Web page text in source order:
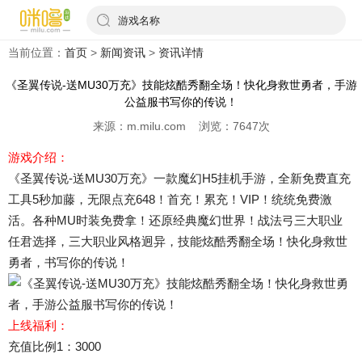
游戏名称
当前位置： 首页 > 新闻资讯 > 资讯详情
《圣翼传说-送MU30万充》技能炫酷秀翻全场！快化身救世勇者，手游
公益服书写你的传说！
来源：m.milu.com 浏览：7647次
游戏介绍：
《圣翼传说-送MU30万充》一款魔幻H5挂机手游，全新免费直充
工具5秒加藤，无限点充648！首充！累充！VIP！统统免费激
活。各种MU时装免费拿！还原经典魔幻世界！战法弓三大职业
任君选择，三大职业风格迥异，技能炫酷秀翻全场！快化身救世
勇者，书写你的传说！
上线福利：
充值比例1：3000